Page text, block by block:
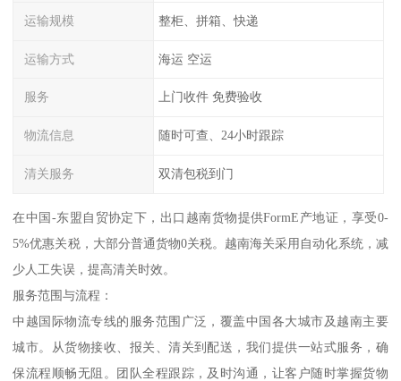
运输规模 整柜、拼箱、快递
运输方式 海运 空运
服务 上门收件 免费验收
物流信息 随时可查、24小时跟踪
清关服务 双清包税到门
在中国-东盟自贸协定下，出口越南货物提供FormE产地证，享受0-
5%优惠关税，大部分普通货物0关税。越南海关采用自动化系统，减
少人工失误，提高清关时效。
服务范围与流程：
中越国际物流专线的服务范围广泛，覆盖中国各大城市及越南主要
城市。从货物接收、报关、清关到配送，我们提供一站式服务，确
保流程顺畅无阻。团队全程跟踪，及时沟通，让客户随时掌握货物